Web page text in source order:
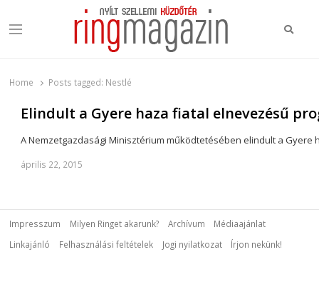
Menu
Home Posts tagged: Nestlé
Elindult a Gyere haza fiatal elnevezésű
A Nemzetgazdasági Minisztérium működtetésében elindult a
április 22, 2015
Impresszum Milyen Ringet akarunk? Archívum
Médiaajánlat
Linkajánló
Felhasználási feltételek Jogi nyilatkozat Írjon nekünk!